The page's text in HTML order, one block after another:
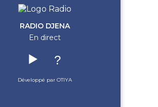
RADIO DJENA
En direct
▶️ ?
Développé par OTIYA